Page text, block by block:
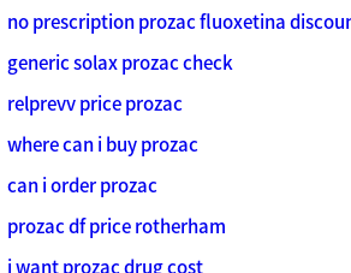
no prescription prozac fluoxetina
generic solax prozac check
relprevv price prozac
where can i buy prozac
can i order prozac
prozac df price rotherham
i want prozac drug cost